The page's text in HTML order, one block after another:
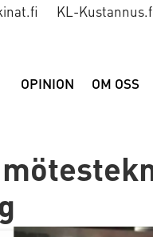
KL-
OPINION OM OSS